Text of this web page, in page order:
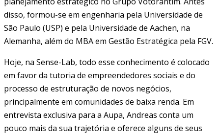
disso, formou-se em engenharia pela Universidade de
São Paulo (USP) e pela Universidade de Aachen, na
Alemanha, além do MBA em Gestão Estratégica pela FGV.
Hoje, na Sense-Lab, todo esse conhecimento é colocado
em favor da tutoria de empreendedores sociais e do
processo de estruturação de novos negócios,
principalmente em comunidades de baixa renda. Em
entrevista exclusiva para a Aupa, Andreas conta um
pouco mais da sua trajetória e oferece alguns de seus